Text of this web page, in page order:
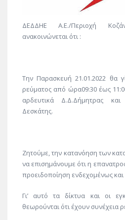
ΔΕΔΔΗΕ Α.Ε./Περιοχή
ανακοινώνεται ότι :
Tην Παρασκευή21.01.2022 θα
ρεύματος από ώρα09:30 έως1 1:0
αρδευτικά Δ.Δ.Δήμητρας και
Δεσκάτης.
Ζητούμε, την κατανόηση των
να επισημάνουμε ότι η
προειδοποίηση ενδεχομένως και
Γι’ αυτό τα δίκτυα και οι
θεωρούνται ότι έχουν συνέχεια